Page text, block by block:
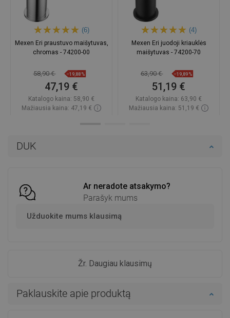
DUK
Ar neradote atsakymo?
Parašyk mums
Užduokite mums klausimą
Žr. Daugiau klausimų
Paklauskite apie produktą
(6)
Mexen Eri praustuvo maišytuvas,
chromas - 74200-00
58,90 € −19,88%
47,19 €
Katalogo kaina: 58,90 €
Mažiausia kaina: 47,19 €
(4)
Mexen Eri juodoji kriauklės
maišytuvas - 74200-70
63,90 € −19,89%
51,19 €
Katalogo kaina: 63,90 €
Mažiausia kaina: 51,19 €